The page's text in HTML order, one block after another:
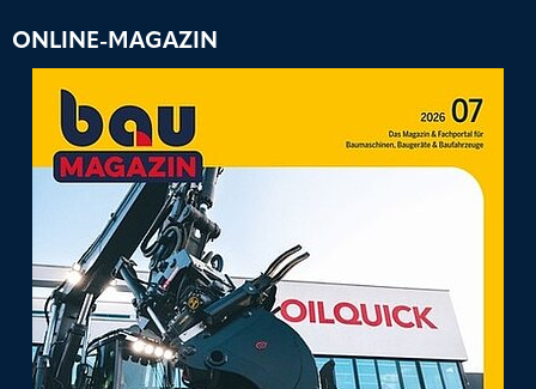
ONLINE-MAGAZIN